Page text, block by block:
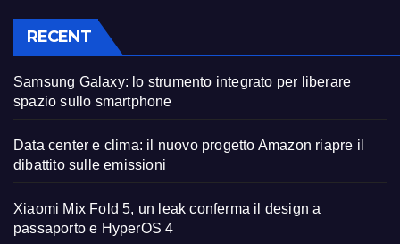
RECENT
Samsung Galaxy: lo strumento integrato per liberare
spazio sullo smartphone
Data center e clima: il nuovo progetto Amazon riapre il
dibattito sulle emissioni
Xiaomi Mix Fold 5, un leak conferma il design a
passaporto e HyperOS 4